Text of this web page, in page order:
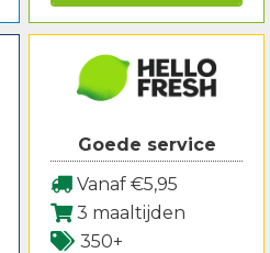
Goede service
Vanaf €5,95
3 maaltijden
350+